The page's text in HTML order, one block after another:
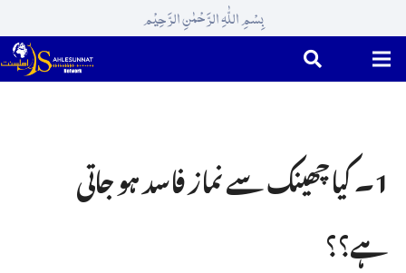
بِسْمِ اللّٰہِ الرَّحْمٰنِ الرَّحِیْم
1۔ کیا چھینک سے نماز فاسد ہو جاتی
ہے؟؟